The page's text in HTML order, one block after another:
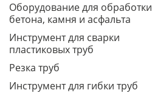
Оборудование для обработки
бетона, камня и асфальта
Инструмент для сварки
пластиковых труб
Резка труб
Инструмент для гибки труб